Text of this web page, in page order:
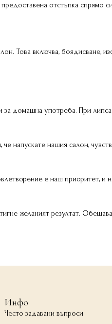
отстъпка спрямо
Това включва, боядисване,
домашна употреба. При
напускате нашия салон,
е наш приоритет, и
желаният резултат.
Инфо
Често задавани въпроси